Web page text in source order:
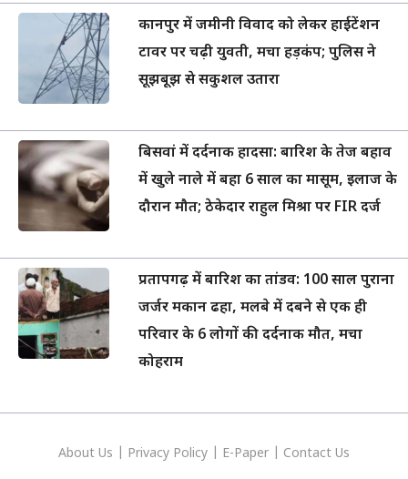
कानपुर में जमीनी विवाद को लेकर हाईटेंशन
टावर पर चढ़ी युवती, मचा हड़कंप; पुलिस ने
सूझबूझ से सकुशल उतारा
बिसवां में दर्दनाक हादसा: बारिश के तेज बहाव
में खुले नाले में बहा 6 साल का मासूम, इलाज के
दौरान मौत; ठेकेदार राहुल मिश्रा पर FIR दर्ज
प्रतापगढ़ में बारिश का तांडव: 100 साल पुराना
जर्जर मकान ढहा, मलबे में दबने से एक ही
परिवार के 6 लोगों की दर्दनाक मौत, मचा
कोहराम
About Us Privacy Policy E-Paper Contact Us